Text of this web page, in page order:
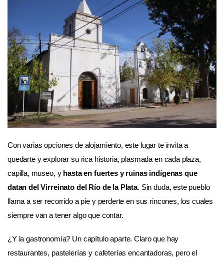
Con varias opciones de alojamiento, este lugar te invita a
quedarte y explorar su rica historia, plasmada en cada plaza,
capilla, museo, yhasta en fuertes y ruinas indígenas que
datan del Virreinato del Río de la Plata. Sin duda, este pueblo
llama a ser recorrido a pie y perderte en sus rincones, los cuales
siempre van a tener algo que contar.
¿Y la gastronomía? Un capítulo aparte. Claro que hay
restaurantes, pastelerías y cafeterías encantadoras, pero el